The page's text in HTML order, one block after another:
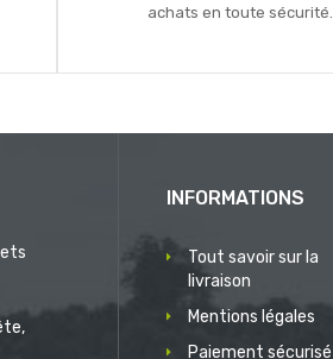
achats en toute sécurité.
INFORMATIONS
Tout savoir sur la
livraison
Mentions légales
Paiement sécurisé